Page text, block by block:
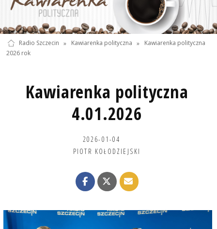
Radio Szczecin » Kawiarenka polityczna »
Kawiarenka polityczna
2026 rok
Kawiarenka polityczna
4.01.2026
2026-01-04
PIOTR KOŁODZIEJSKI